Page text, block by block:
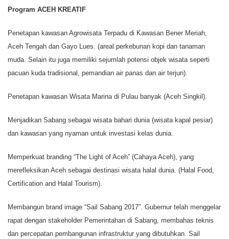
Program ACEH KREATIF
Penetapan kawasan Agrowisata Terpadu di Kawasan Bener Meriah,
Aceh Tengah dan Gayo Lues. (areal perkebunan kopi dan tanaman
muda. Selain itu juga memiliki sejumlah potensi objek wisata seperti
pacuan kuda tradisional, pemandian air panas dan air terjun).
Penetapan kawasan Wisata Marina di Pulau banyak (Aceh Singkil).
Menjadikan Sabang sebagai wisata bahari dunia (wisata kapal pesiar)
dan kawasan yang nyaman untuk investasi kelas dunia.
Memperkuat branding “The Light of Aceh” (Cahaya Aceh), yang
merefleksikan Aceh sebagai destinasi wisata halal dunia. (Halal Food,
Certification and Halal Tourism).
Membangun brand image “Sail Sabang 2017”. Gubernur telah menggelar
rapat dengan stakeholder Pemerintahan di Sabang, membahas teknis
dan percepatan pembangunan infrastruktur yang dibutuhkan. Sail